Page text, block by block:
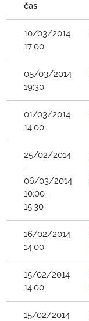
čas
10/03/2014
17:00
05/03/2014
19:30
01/03/2014
14:00
25/02/2014
-
06/03/2014
10:00 -
15:30
16/02/2014
14:00
15/02/2014
14:00
15/02/2014